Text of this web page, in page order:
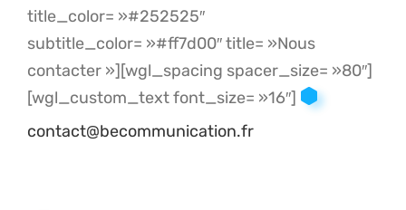
title_color= »#252525″
subtitle_color= »#ff7d00″ title= »Nous
contacter »][wgl_spacing spacer_size= »80″]
[wgl_custom_text font_size= »16″]
contact@becommunication.fr